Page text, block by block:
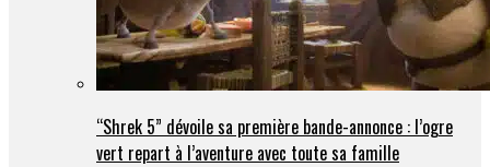
“Shrek 5” dévoile sa première bande-annonce : l’ogre
vert repart à l’aventure avec toute sa famille